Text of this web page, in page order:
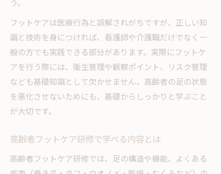
フットケアは医療行為と誤解されがちですが、正しい知
識と技術を身につければ、看護師や介護職だけでなく一
般の方でも実践できる部分があります。実際にフットケ
アを行う際には、衛生管理や観察ポイント、リスク管理
なども基礎知識として欠かせません。高齢者の足の状態
を悪化させないためにも、基礎からしっかりと学ぶこと
が大切です。
高齢者フットケア研修で学べる内容とは
高齢者フットケア研修では、足の構造や機能、よくある